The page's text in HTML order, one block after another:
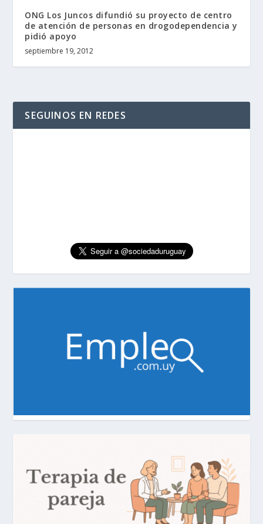
ONG Los Juncos difundió su proyecto de centro
de atención de personas en drogodependencia y
pidió apoyo
septiembre 19, 2012
SEGUINOS EN REDES